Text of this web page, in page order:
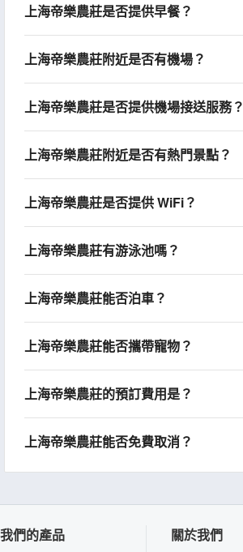
上海帝樂農莊是否提供早餐？
上海帝樂農莊附近是否有機場？
上海帝樂農莊是否提供機場接送服務？
上海帝樂農莊附近是否有熱門景點？
上海帝樂農莊是否提供 WiFi？
上海帝樂農莊有游泳池嗎？
上海帝樂農莊能否泊車？
上海帝樂農莊能否攜帶寵物？
上海帝樂農莊的預訂費用是？
上海帝樂農莊能否免費取消？
我們的產品 關於我們